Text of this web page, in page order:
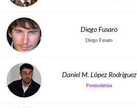
Diego Fusaro
Diego Fusaro
Daniel M. López Rodríguez
Posmodernia